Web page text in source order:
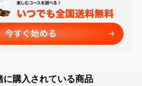
に購入されている商品